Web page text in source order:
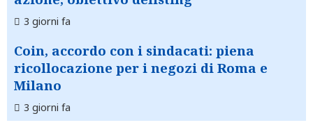
3 giorni fa
Coin, accordo con i sindacati: piena
ricollocazione per i negozi di Roma e
Milano
3 giorni fa